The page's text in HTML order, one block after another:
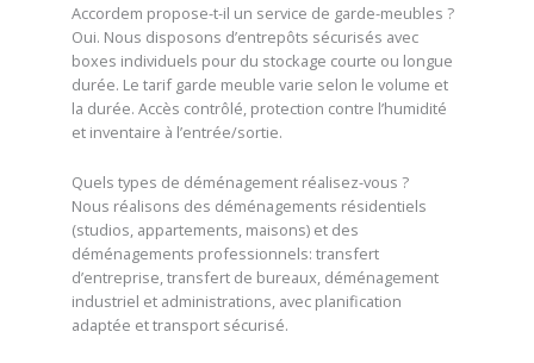
Accordem propose-t-il un service de garde-meubles ?
Oui. Nous disposons d’entrepôts sécurisés avec
boxes individuels pour du stockage courte ou longue
durée. Le tarif garde meuble varie selon le volume et
la durée. Accès contrôlé, protection contre l’humidité
et inventaire à l’entrée/sortie.
Quels types de déménagement réalisez-vous ?
Nous réalisons des déménagements résidentiels
(studios, appartements, maisons) et des
déménagements professionnels: transfert
d’entreprise, transfert de bureaux, déménagement
industriel et administrations, avec planification
adaptée et transport sécurisé.